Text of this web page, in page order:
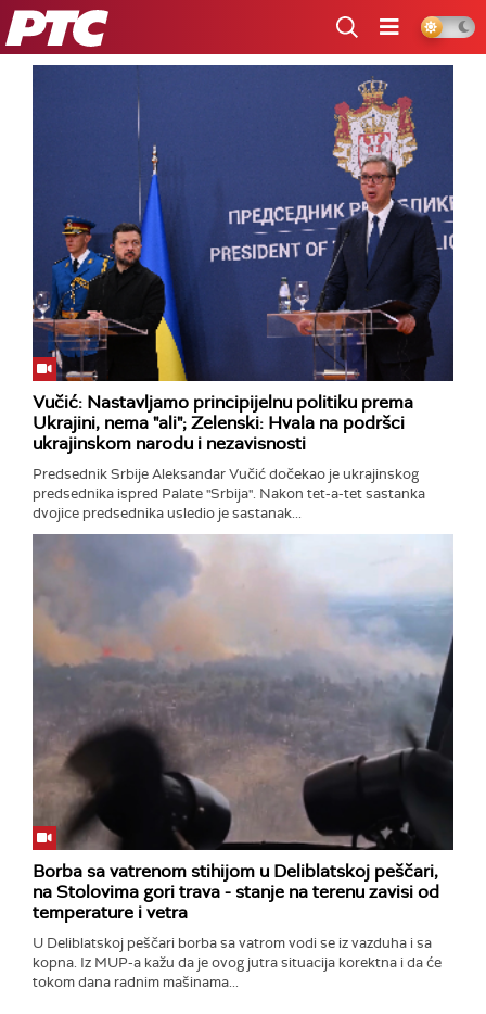
RTS
Vučić: Nastavljamo principijelnu politiku prema
Ukrajini, nema "ali"; Zelenski: Hvala na podršci
ukrajinskom narodu i nezavisnosti
Predsednik Srbije Aleksandar Vučić dočekao je ukrajinskog
predsednika ispred Palate "Srbija". Nakon tet-a-tet sastanka
dvojice predsednika usledio je sastanak...
Borba sa vatrenom stihijom u Deliblatskoj peščari,
na Stolovima gori trava - stanje na terenu zavisi od
temperature i vetra
U Deliblatskoj peščari borba sa vatrom vodi se iz vazduha i sa
kopna. Iz MUP-a kažu da je ovog jutra situacija korektna i da će
tokom dana radnim mašinama...